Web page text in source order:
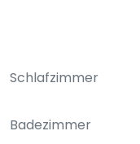
Schlafzimmer
Badezimmer